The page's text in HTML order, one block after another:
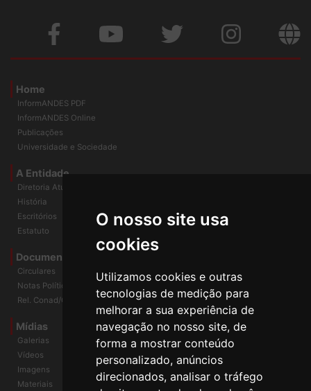
O nosso site usa
cookies
Utilizamos cookies e outras
tecnologias de medição para
melhorar a sua experiência de
navegação no nosso site, de
forma a mostrar conteúdo
personalizado, anúncios
direcionados, analisar o tráfego
Home
InformANDES PDF
InformANDES Online
Publicações
Universidade e Sociedade
A Entidade
Diretoria Atual
História
Escritórios
Estatuto
Documentos
Circulares
Notas Políticas
Rel. Conad/Congresso
Mídias
Galerias
Vídeos
Imagens
Materiais